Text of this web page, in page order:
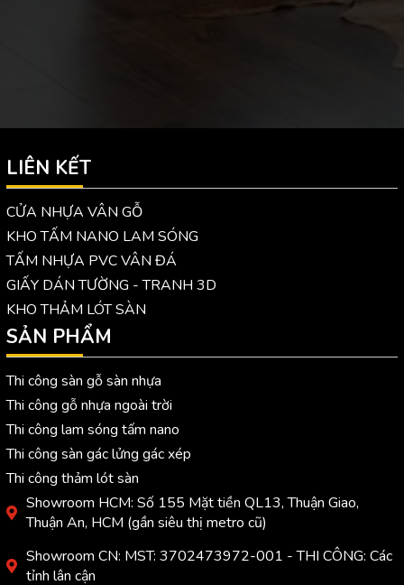
LIÊN KẾT
CỬA NHỰA VÂN GỖ
KHO TẤM NANO LAM SÓNG
TẤM NHỰA PVC VÂN ĐÁ
GIẤY DÁN TƯỜNG - TRANH 3D
KHO THẢM LÓT SÀN
SẢN PHẨM
Thi công sàn gỗ sàn nhựa
Thi công gỗ nhựa ngoài trời
Thi công lam sóng tấm nano
Thi công sàn gác lửng gác xép
Thi công thảm lót sàn
Showroom HCM: Số 155 Mặt tiền QL13, Thuận Giao,
Thuận An, HCM (gần siêu thị metro cũ)
Showroom CN: MST: 3702473972-001 - THI CÔNG: Các
tỉnh lân cận